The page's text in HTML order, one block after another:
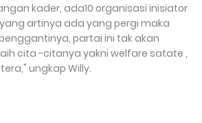
kader, ada10 organisasi inisiator
artinya ada yang pergi maka
partai ini tak akan
cita -citanya yakni welfare satate ,
ungkap Willy.